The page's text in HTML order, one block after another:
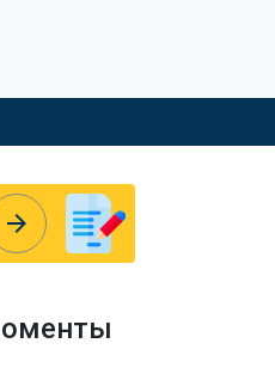
arrow_forward